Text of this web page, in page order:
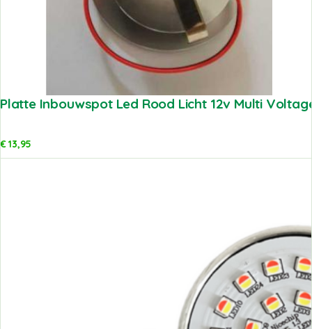
Platte Inbouwspot Led Rood Licht 12v Multi
€13,95